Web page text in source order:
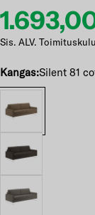
Sis. ALV.
Kangas:Silent 81